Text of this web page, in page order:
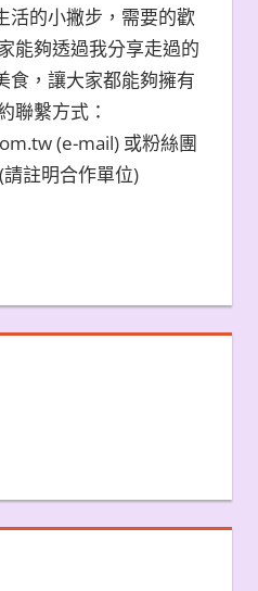
活的小撇步，需要的歡
能夠透過我分享走過的
食，讓大家都能夠擁有
聯繫方式：
(e-mail) 或粉絲團
註明合作單位)